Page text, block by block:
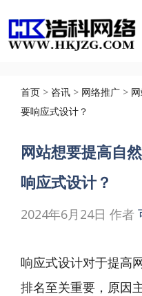
至
首页 > 咨讯 > 网络推广 >
要响应式设计？
网站想要提高自
响应式设计？
2024年6月24日 作者
响应式设计对于提高
排名至关重要，原因